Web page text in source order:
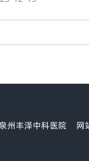
州丰泽中科医院 网